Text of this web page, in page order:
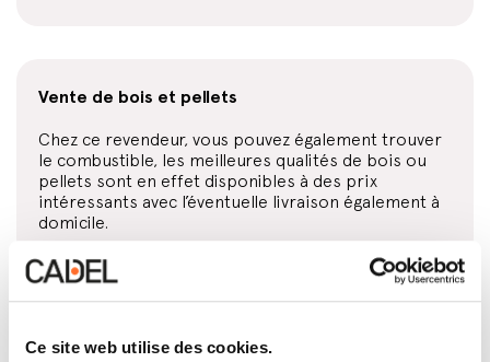
Ce site web utilise des cookies.
Vente de bois et pellets
Chez ce revendeur, vous pouvez également trouver
le combustible, les meilleures qualités de bois ou
pellets sont en effet disponibles à des prix
intéressants avec l’éventuelle livraison également à
domicile.